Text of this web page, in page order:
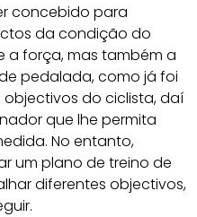
concebido para
da condição do
a força, mas também a
pedalada, como já foi
do ciclista, daí
que lhe permita
No entanto,
um plano de treino de
diferentes objectivos,